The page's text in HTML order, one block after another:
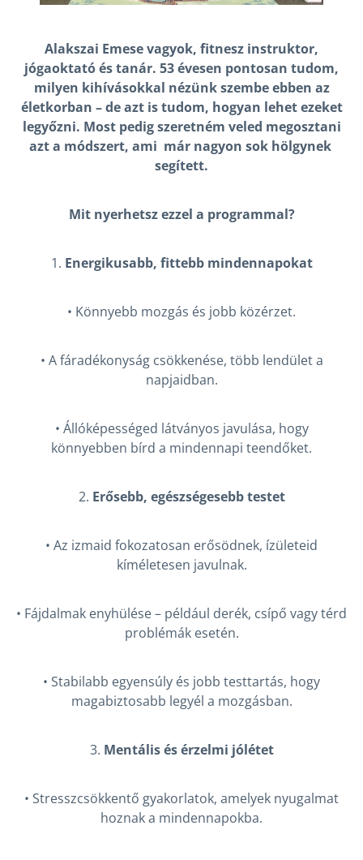
Alakszai Emese vagyok, fitnesz instruktor,
jógaoktató és tanár. 53 évesen pontosan tudom,
milyen kihívásokkal nézünk szembe ebben az
életkorban – de azt is tudom, hogyan lehet ezeket
legyőzni. Most pedig szeretném veled megosztani
azt a módszert, ami már nagyon sok hölgynek
segített.
Mit nyerhetsz ezzel a programmal?
1. Energikusabb, fittebb mindennapokat
• Könnyebb mozgás és jobb közérzet.
• A fáradékonyság csökkenése, több lendület a
napjaidban.
• Állóképességed látványos javulása, hogy
könnyebben bírd a mindennapi teendőket.
2. Erősebb, egészségesebb testet
• Az izmaid fokozatosan erősödnek, ízületeid
kíméletesen javulnak.
• Fájdalmak enyhülése – például derék, csípő vagy térd
problémák esetén.
• Stabilabb egyensúly és jobb testtartás, hogy
magabiztosabb legyél a mozgásban.
3. Mentális és érzelmi jólétet
• Stresszcsökkentő gyakorlatok, amelyek nyugalmat
hoznak a mindennapokba.